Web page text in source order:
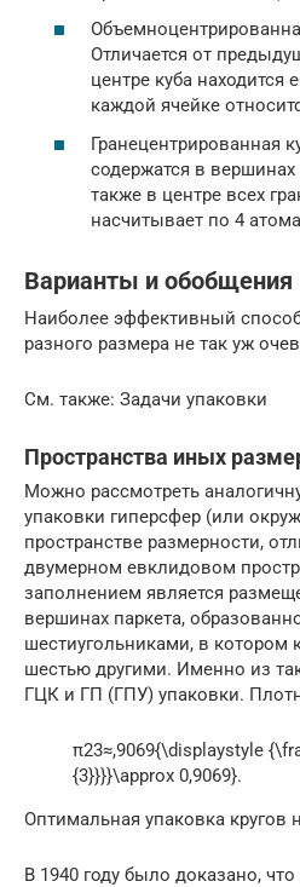
Отличается от
центре куба находится
каждой ячейке
Гранецентрированная
содержатся в
также в центре всех
насчитывает по 4
Варианты и обобщения
Наиболее эффективный способ
разного размера не так уж
См. также: Задачи упаковки
Пространства иных
Можно рассмотреть
упаковки гиперсфер (или
пространстве размерности,
двумерном евклидовом
заполнением является
вершинах паркета,
шестиугольниками, в котором
шестью другими. Именно из
ГЦК и ГП (ГПУ) упаковки.
π23≈,9069{\displaystyle
{3}}}}\approx 0,9069}.
Оптимальная упаковка кругов
В 1940 году было доказано,